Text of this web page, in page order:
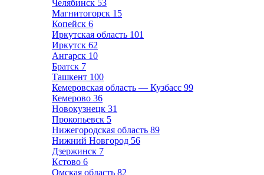
Челябинск 53
Магнитогорск 15
Копейск 6
Иркутская область 101
Иркутск 62
Ангарск 10
Братск 7
Ташкент 100
Кемеровская область — Кузбасс 99
Кемерово 36
Новокузнецк 31
Прокопьевск 5
Нижегородская область 89
Нижний Новгород 56
Дзержинск 7
Кстово 6
Омская область 82